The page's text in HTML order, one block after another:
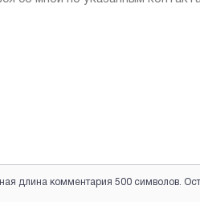
длина комментария 500 символов.